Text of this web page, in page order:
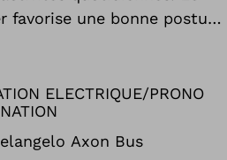
favorise une bonne posture
ELECTRIQUE/PRONO
Axon Bus